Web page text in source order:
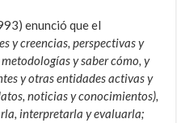
enunció que el
y creencias, perspectivas y
y saber cómo, y
y otras entidades activas y
noticias y conocimientos),
interpretarla y evaluarla;